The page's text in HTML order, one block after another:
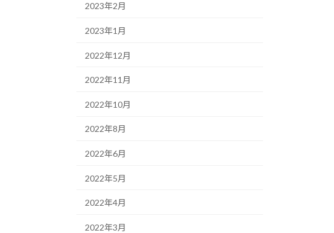
2023年2月
2023年1月
2022年12月
2022年11月
2022年10月
2022年8月
2022年6月
2022年5月
2022年4月
2022年3月